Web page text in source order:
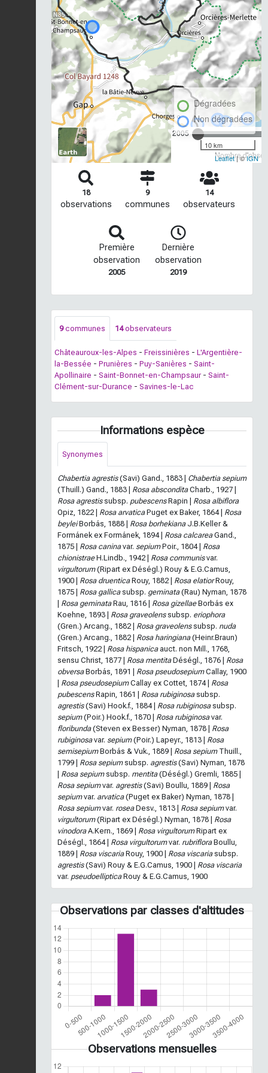
2005
Nombre
Dégradées
Non dégradées
10 km
Leaflet| ©IGN
18
observations
9
communes
14
observateurs
Première
observation
2005
Dernière
observation
2019
9communes 14observateurs
Châteauroux-les-Alpes - Freissinières - L'Argentière-
la-Bessée - Prunières - Puy-Sanières - Saint-
Apollinaire - Saint-Bonnet-en-Champsaur - Saint-
Clément-sur-Durance - Savines-le-Lac
Informations espèce
Synonymes
Chabertia agrestis(Savi) Gand., 1883 | Chabertia sepium
(Thuill.) Gand., 1883 | Rosa absconditaCharb., 1927 |
Rosa agrestis subsp. pubescensRapin | Rosa albiflora
Opiz, 1822 | Rosa arvaticaPuget ex Baker, 1864 | Rosa
beyleiBorbás, 1888 | Rosa borhekianaJ.B.Keller &
Formánek ex Formánek, 1894 | Rosa calcareaGand.,
1875 | Rosa caninavar. sepiumPoir., 1804 | Rosa
chionistraeH.Lindb., 1942 | Rosa communisvar.
virgultorum(Ripart ex Déségl.) Rouy & E.G.Camus,
1900 | Rosa druenticaRouy, 1882 | Rosa elatiorRouy,
1875 | Rosa gallica subsp. geminata(Rau) Nyman, 1878
Rosa geminataRau, 1816 | Rosa gizellaeBorbás ex
Koehne, 1893 | Rosa graveolens subsp. eriophora
(Gren.) Arcang., 1882 | Rosa graveolens subsp. nuda
(Gren.) Arcang., 1882 | Rosa haringiana(Heinr.Braun)
Fritsch, 1922 | Rosa hispanicaauct. non Mill., 1768,
sensu Christ, 1877 | Rosa mentitaDéségl., 1876 | Rosa
obversaBorbás, 1891 | Rosa pseudosepiumCallay, 1900
Rosa pseudosepiumCallay ex Cottet, 1874 | Rosa
pubescensRapin, 1861 | Rosa rubiginosa subsp.
agrestis(Savi) Hook.f., 1884 | Rosa rubiginosa subsp.
sepium(Poir.) Hook.f., 1870 | Rosa rubiginosavar.
floribunda(Steven ex Besser) Nyman, 1878 | Rosa
rubiginosavar. sepium(Poir.) Lapeyr., 1813 | Rosa
semisepiumBorbás & Vuk., 1889 | Rosa sepiumThuill.,
1799 | Rosa sepium subsp. agrestis(Savi) Nyman, 1878
Rosa sepium subsp. mentita(Déségl.) Gremli, 1885 |
Rosa sepiumvar. agrestis(Savi) Boullu, 1889 | Rosa
sepiumvar. arvatica(Puget ex Baker) Nyman, 1878 |
Rosa sepiumvar. roseaDesv., 1813 | Rosa sepiumvar.
virgultorum(Ripart ex Déségl.) Nyman, 1878 | Rosa
vinodoraA.Kern., 1869 | Rosa virgultorumRipart ex
Déségl., 1864 | Rosa virgultorumvar. rubrifloraBoullu,
1889 | Rosa viscariaRouy, 1900 | Rosa viscaria subsp.
agrestis(Savi) Rouy & E.G.Camus, 1900 | Rosa viscaria
var. pseudoellipticaRouy & E.G.Camus, 1900
Observations par classes d'altitudes
Observations mensuelles